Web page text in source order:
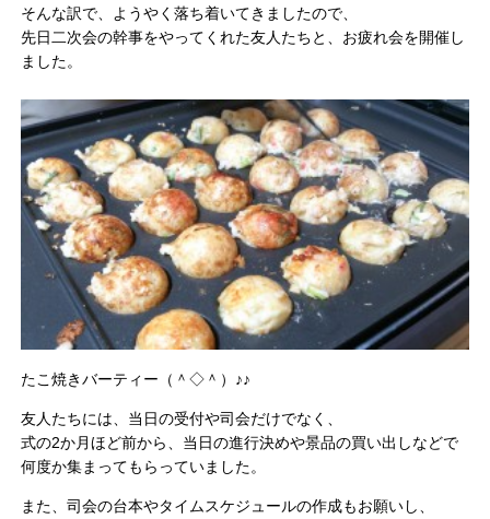
そんな訳で、ようやく落ち着いてきましたので、
先日二次会の幹事をやってくれた友人たちと、お疲れ会を開催し
ました。
たこ焼きバーティー（＾◇＾）♪♪
友人たちには、当日の受付や司会だけでなく、
式の2か月ほど前から、当日の進行決めや景品の買い出しなどで
何度か集まってもらっていました。
また、司会の台本やタイムスケジュールの作成もお願いし、